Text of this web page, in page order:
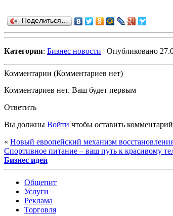
Поделиться…
Категория: Бизнес новости | Опубликовано
Комментарии (Комментариев нет)
Комментариев нет. Ваш будет первым
Ответить
Вы должны Войти чтобы оставить
« Новый европейский механизм
Спортивное питание – ваш путь к красивому
Бизнес идеи
Общепит
Услуги
Реклама
Торговля